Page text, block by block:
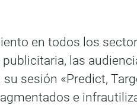
en todos los
las
sesión «Predict,
e